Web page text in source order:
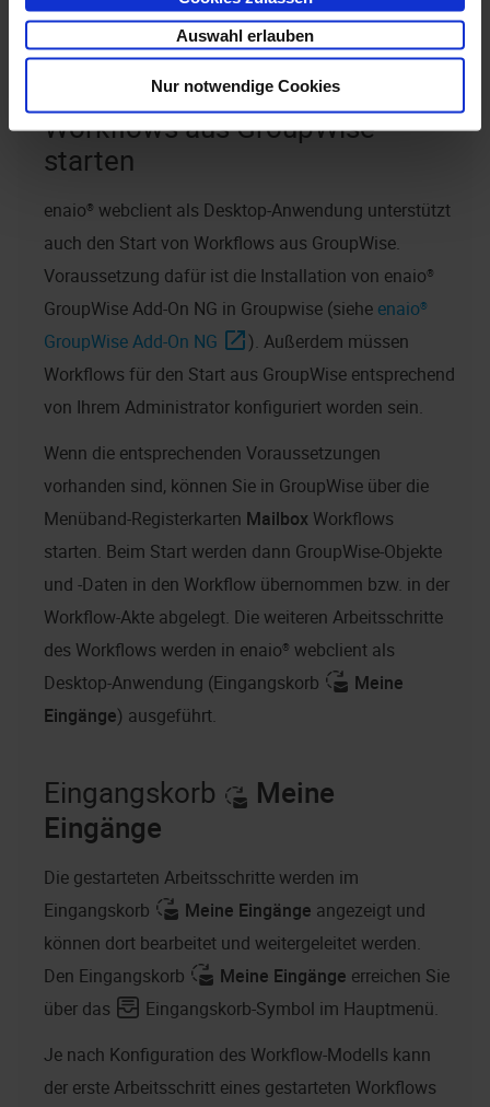
Auswahl erlauben
Nur notwendige Cookies
enaio® webclient(Eingangskorb
Meine
Eingänge) ausgeführt.
Workflows aus GroupWise
starten
enaio® webclient als Desktop-Anwendung unterstützt
auch den Start von Workflows aus GroupWise.
Voraussetzung dafür ist die Installation von enaio®
GroupWise Add-On NG in Groupwise (siehe enaio®
GroupWise Add-On NG
). Außerdem müssen
Workflows für den Start aus GroupWise entsprechend
von Ihrem Administrator konfiguriert worden sein.
Wenn die entsprechenden Voraussetzungen
vorhanden sind, können Sie in GroupWise über die
Menüband-Registerkarten Mailbox Workflows
starten. Beim Start werden dann GroupWise-Objekte
und -Daten in den Workflow übernommen bzw. in der
Workflow-Akte abgelegt. Die weiteren Arbeitsschritte
des Workflows werden in enaio® webclient als
Desktop-Anwendung (Eingangskorb
Meine
Eingänge) ausgeführt.
Eingangskorb
Meine
Eingänge
Die gestarteten Arbeitsschritte werden im
Eingangskorb
Meine Eingänge angezeigt und
können dort bearbeitet und weitergeleitet werden.
Den Eingangskorb
Meine Eingänge erreichen Sie
über das
Eingangskorb-Symbol im Hauptmenü.
Je nach Konfiguration des Workflow-Modells kann
der erste Arbeitsschritt eines gestarteten Workflows